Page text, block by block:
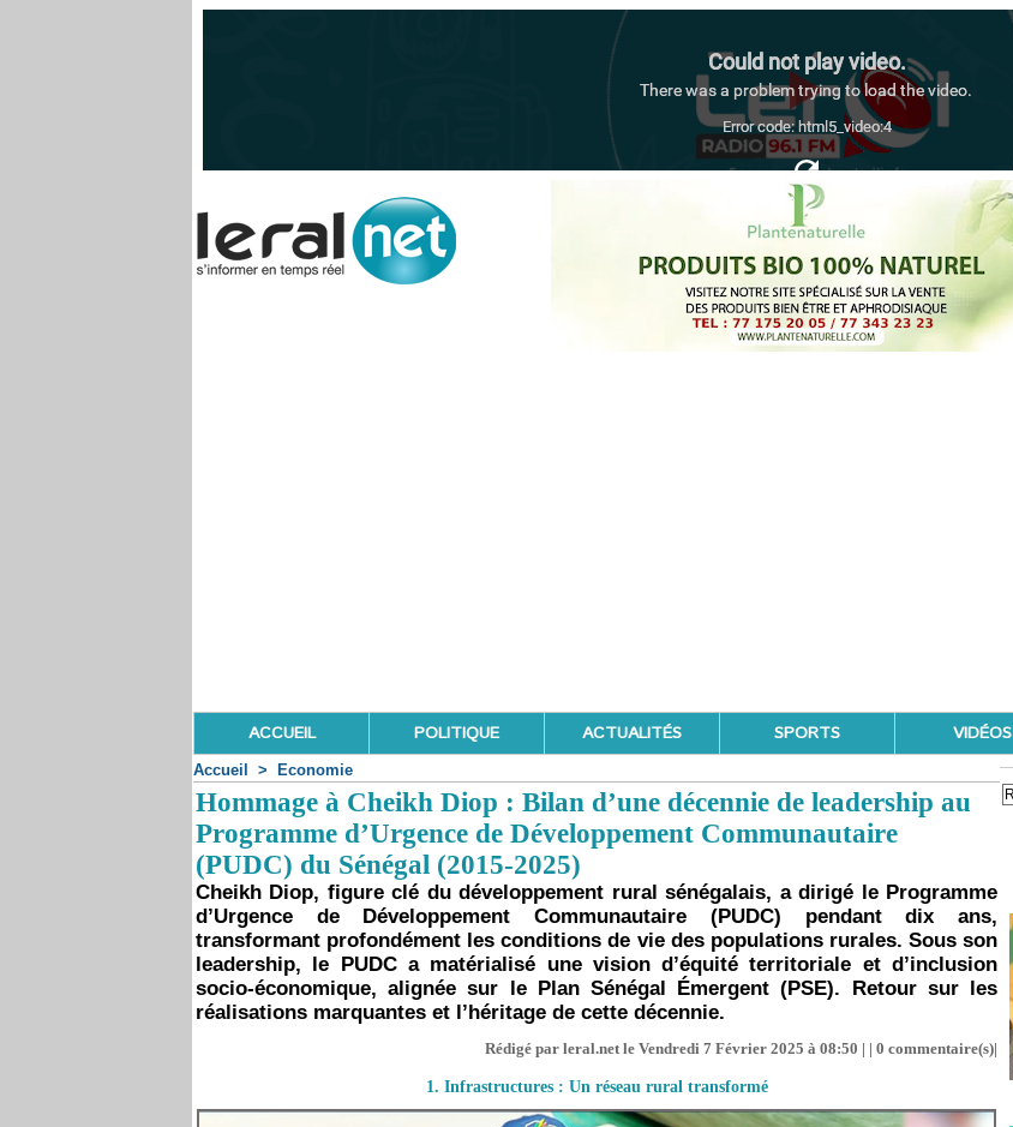
ACCUEIL POLITIQUE ACTUALITÉS SPORTS VIDÉOS
Accueil > Economie
Hommage à Cheikh Diop : Bilan d’une décennie de leadership au
Programme d’Urgence de Développement Communautaire
(PUDC) du Sénégal (2015-2025)
Cheikh Diop, figure clé du développement rural sénégalais, a dirigé le Programme
d’Urgence de Développement Communautaire (PUDC) pendant dix ans,
transformant profondément les conditions de vie des populations rurales. Sous son
leadership, le PUDC a matérialisé une vision d’équité territoriale et d’inclusion
socio-économique, alignée sur le Plan Sénégal Émergent (PSE). Retour sur les
réalisations marquantes et l’héritage de cette décennie.
Rédigé par leral.net le Vendredi 7 Février 2025 à 08:50 | | 0 commentaire(s)|
1. Infrastructures : Un réseau rural transformé